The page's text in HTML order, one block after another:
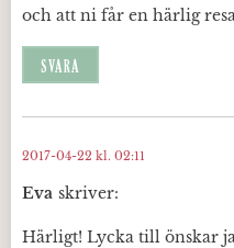
och att ni får en härlig
SVARA
Eva skriver:
2017-04-22 kl. 02:11
Härligt! Lycka till önskar